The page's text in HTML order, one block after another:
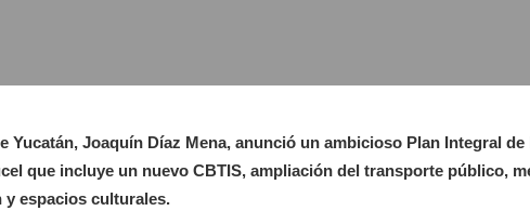
Yucatán, Joaquín Díaz Mena, anunció un ambicioso Plan Integral
que incluye un nuevo CBTIS, ampliación del transporte público,
y espacios culturales.